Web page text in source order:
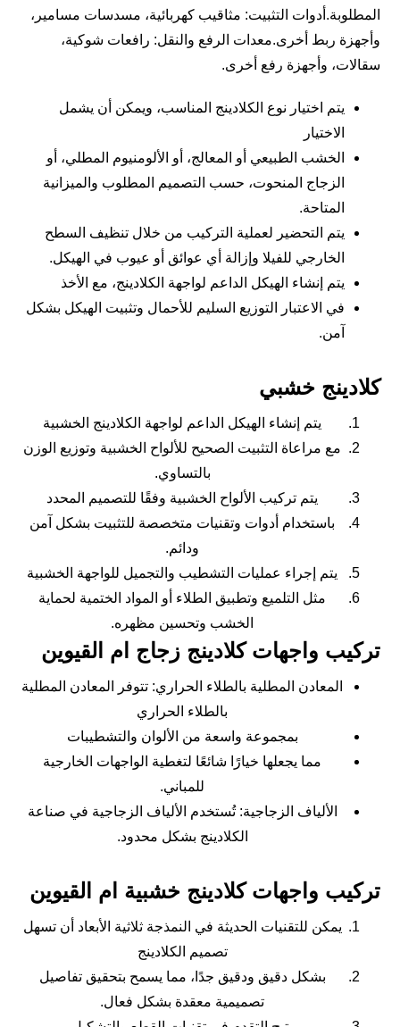
المطلوبة.أدوات التثبيت: مثاقيب كهربائية، مسدسات مسامير،
وأجهزة ربط أخرى.معدات الرفع والنقل: رافعات شوكية،
سقالات، وأجهزة رفع أخرى.
يتم اختيار نوع الكلادينج المناسب، ويمكن أن يشمل
الاختيار
الخشب الطبيعي أو المعالج، أو الألومنيوم المطلي، أو
الزجاج المنحوت، حسب التصميم المطلوب والميزانية
المتاحة.
يتم التحضير لعملية التركيب من خلال تنظيف السطح
الخارجي للفيلا وإزالة أي عوائق أو عيوب في الهيكل.
يتم إنشاء الهيكل الداعم لواجهة الكلادينج، مع الأخذ
في الاعتبار التوزيع السليم للأحمال وتثبيت الهيكل بشكل
آمن.
كلادينج خشبي
يتم إنشاء الهيكل الداعم لواجهة الكلادينج الخشبية
مع مراعاة التثبيت الصحيح للألواح الخشبية وتوزيع الوزن
بالتساوي.
يتم تركيب الألواح الخشبية وفقًا للتصميم المحدد
باستخدام أدوات وتقنيات متخصصة للتثبيت بشكل آمن
ودائم.
يتم إجراء عمليات التشطيب والتجميل للواجهة الخشبية
مثل التلميع وتطبيق الطلاء أو المواد الختمية لحماية
الخشب وتحسين مظهره.
تركيب واجهات كلادينج زجاج ام القيوين
المعادن المطلية بالطلاء الحراري: تتوفر المعادن المطلية
بالطلاء الحراري
بمجموعة واسعة من الألوان والتشطيبات
مما يجعلها خيارًا شائعًا لتغطية الواجهات الخارجية
للمباني.
الألياف الزجاجية: تُستخدم الألياف الزجاجية في صناعة
الكلادينج بشكل محدود.
تركيب واجهات كلادينج خشبية ام القيوين
يمكن للتقنيات الحديثة في النمذجة ثلاثية الأبعاد أن تسهل
تصميم الكلادينج
بشكل دقيق ودقيق جدًا، مما يسمح بتحقيق تفاصيل
تصميمية معقدة بشكل فعال.